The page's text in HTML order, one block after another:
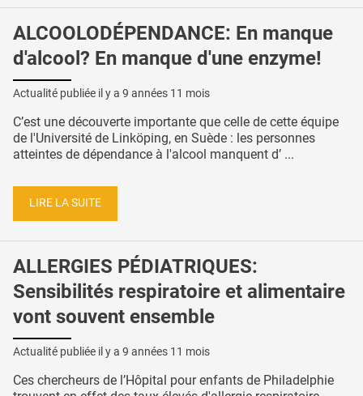
ALCOOLODÉPENDANCE: En manque
d'alcool? En manque d'une enzyme!
Actualité publiée il y a 9 années 11 mois
C’est une découverte importante que celle de cette équipe
de l'Université de Linköping, en Suède : les personnes
atteintes de dépendance à l'alcool manquent d’ ...
LIRE LA SUITE
ALLERGIES PÉDIATRIQUES:
Sensibilités respiratoire et alimentaire
vont souvent ensemble
Actualité publiée il y a 9 années 11 mois
Ces chercheurs de l’Hôpital pour enfants de Philadelphie